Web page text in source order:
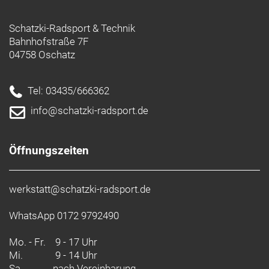
Schatzki-Radsport & Technik
Bahnhofstraße 7F
04758 Oschatz
Tel: 03435/666362
info@schatzki-radsport.de
Öffnungszeiten
werkstatt@schatzki-radsport.de
WhatsApp 0172 9792490
Mo. - Fr. 9 - 17 Uhr
Mi.
9 - 14 Uhr